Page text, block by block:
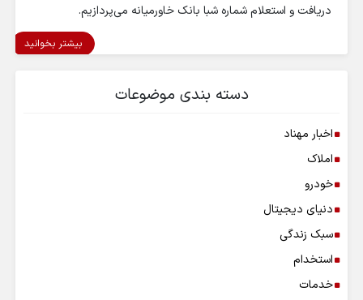
دریافت و استعلام شماره شبا بانک خاورمیانه می‌پردازیم.
بیشتر بخوانید
دسته بندی موضوعات
اخبار مهناد
املاک
خودرو
دنیای دیجیتال
سبک زندگی
استخدام
خدمات